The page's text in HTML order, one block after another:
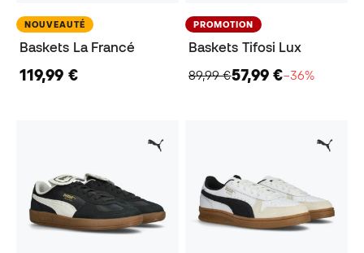
NOUVEAUTÉ
Baskets La Francé
119,99 €
PROMOTION
Baskets Tifosi Lux
89,99 €57,99 €−36%